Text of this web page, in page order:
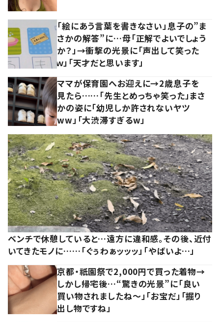
「絵にあう言葉を書きなさい」息子の”ま
さかの解答”に…母「正解でよいでしょう
か？」→衝撃の光景に「声出して笑った
ｗ」「天才だと思います」
ママが保育園へお迎えに→2歳息子を
見たら……「先生とめっちゃ笑った」まさ
かの姿に「幼児しか許されないヤツ
ww」「大渋滞すぎるw」
ベンチで休憩していると…遠方に違和感。その後、近付
いてきたモノに……「ぐぅわぁッッッ」「やばいよ…」
京都・祇園祭で2,000円で買った着物→
しかし帰宅後…“驚きの光景”に「良い
買い物されましたね～」「お宝だ」「掘り
出し物ですね」